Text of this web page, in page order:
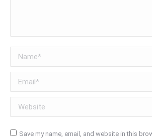
Name *
Email *
Website
Save my name, email, and website in this